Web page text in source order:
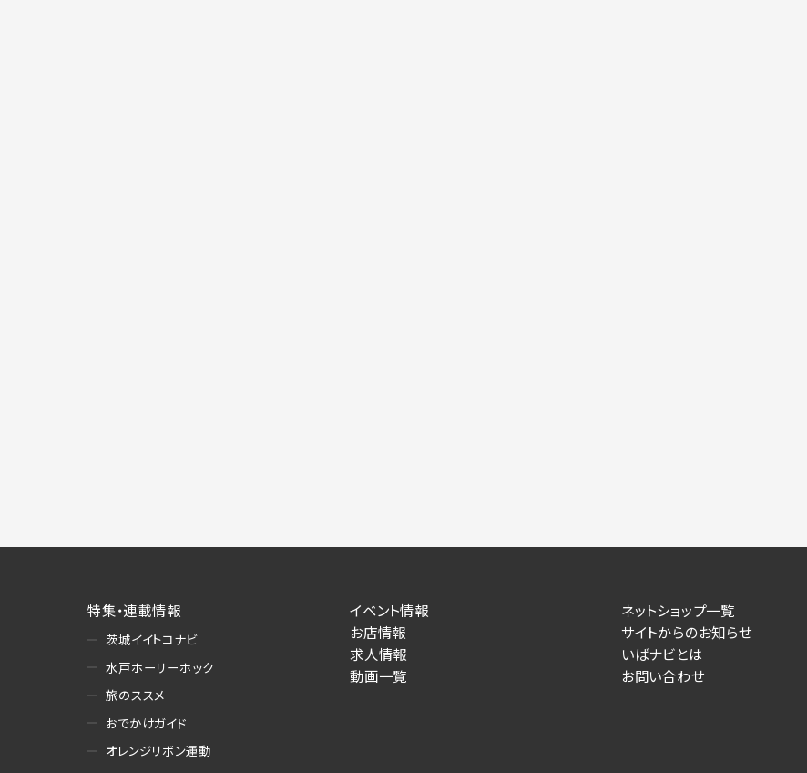
特集・連載情報
茨城イイトコナビ
水戸ホーリーホック
旅のススメ
おでかけガイド
オレンジリボン運動
イベント情報
お店情報
求人情報
動画一覧
ネットショップ一覧
サイトからのお知らせ
いばナビとは
お問い合わせ